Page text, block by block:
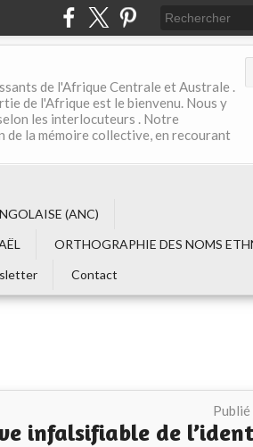
de l'Afrique Centrale et Australe .
de l'Afrique est le bienvenu. Nous y
les interlocuteurs . Notre
de la mémoire collective, en recourant
(ANC)
ORTHOGRAPHIE DES NOMS
Contact
Publié
infalsifiable de